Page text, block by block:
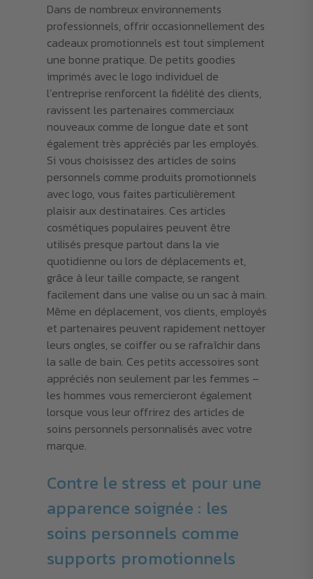
Dans de nombreux environnements
professionnels, offrir occasionnellement des
cadeaux promotionnels est tout simplement
une bonne pratique. De petits goodies
imprimés avec le logo individuel de
l’entreprise renforcent la fidélité des clients,
ravissent les partenaires commerciaux
nouveaux comme de longue date et sont
également très appréciés par les employés.
Si vous choisissez des articles de soins
personnels comme produits promotionnels
avec logo, vous faites particulièrement
plaisir aux destinataires. Ces articles
cosmétiques populaires peuvent être
utilisés presque partout dans la vie
quotidienne ou lors de déplacements et,
grâce à leur taille compacte, se rangent
facilement dans une valise ou un sac à main.
Même en déplacement, vos clients, employés
et partenaires peuvent rapidement nettoyer
leurs ongles, se coiffer ou se rafraîchir dans
la salle de bain. Ces petits accessoires sont
appréciés non seulement par les femmes –
les hommes vous remercieront également
lorsque vous leur offrirez des articles de
soins personnels personnalisés avec votre
marque.
Contre le stress et pour une
apparence soignée : les
soins personnels comme
supports promotionnels